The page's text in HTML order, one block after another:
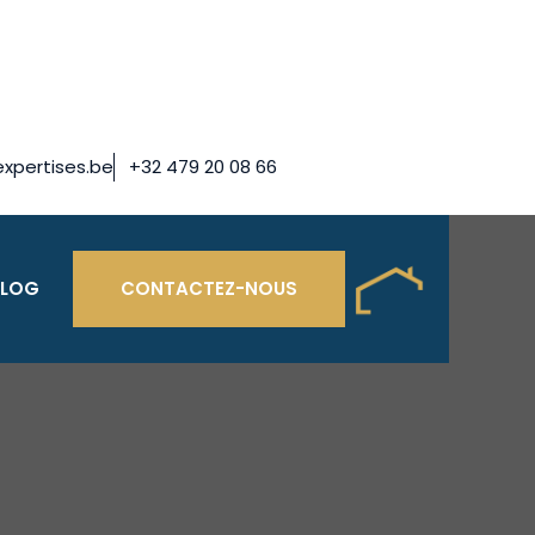
+32 479 20 08 66
CONTACTEZ-NOUS